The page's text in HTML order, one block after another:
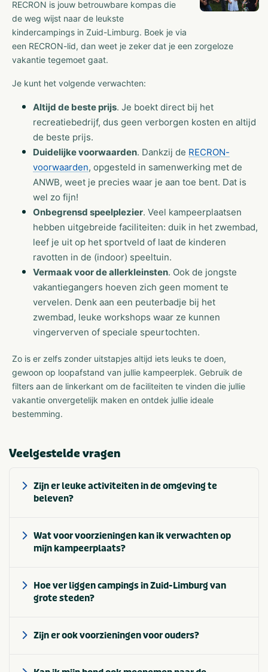
RECRON is jouw betrouwbare kompas die
de weg wijst naar de leukste
kindercampings in Zuid-Limburg. Boek je via
een RECRON-lid, dan weet je zeker dat je een zorgeloze
vakantie tegemoet gaat.
Je kunt het volgende verwachten:
Altijd de beste prijs. Je boekt direct bij het
recreatiebedrijf, dus geen verborgen kosten en altijd
de beste prijs.
Duidelijke voorwaarden. Dankzij de RECRON-
voorwaarden, opgesteld in samenwerking met de
ANWB, weet je precies waar je aan toe bent. Dat is
wel zo fijn!
Onbegrensd speelplezier. Veel kampeerplaatsen
hebben uitgebreide faciliteiten: duik in het zwembad,
leef je uit op het sportveld of laat de kinderen
ravotten in de (indoor) speeltuin.
Vermaak voor de allerkleinsten. Ook de jongste
vakantiegangers hoeven zich geen moment te
vervelen. Denk aan een peuterbadje bij het
zwembad, leuke workshops waar ze kunnen
vingerverven of speciale speurtochten.
Zo is er zelfs zonder uitstapjes altijd iets leuks te doen,
gewoon op loopafstand van jullie kampeerplek. Gebruik de
filters aan de linkerkant om de faciliteiten te vinden die jullie
vakantie onvergetelijk maken en ontdek jullie ideale
bestemming.
Veelgestelde vragen
Zijn er leuke activiteiten in de omgeving te
beleven?
Wat voor voorzieningen kan ik verwachten op
mijn kampeerplaats?
Hoe ver liggen campings in Zuid-Limburg van
grote steden?
Zijn er ook voorzieningen voor ouders?